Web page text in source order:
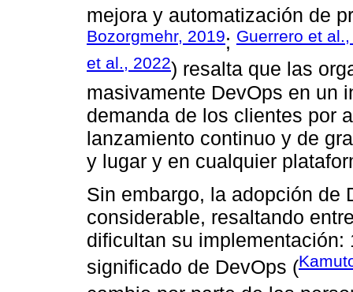
mejora y automatización de
Bozorgmehr, 2019; Guerrero et
et al., 2022) resalta que las
masivamente DevOps en un
demanda de los clientes por
lanzamiento continuo y de
y lugar y en cualquier
Sin embargo, la adopción de
considerable, resaltando
dificultan su
significado de DevOps (